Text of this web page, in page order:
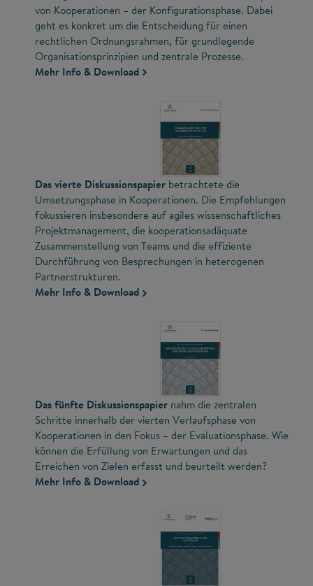
von Kooperationen – der Konfigurationsphase. Dabei
geht es konkret um die Entscheidung für einen
rechtlichen Ordnungsrahmen, für grundlegende
Organisationsprinzipien und zentrale Prozesse.
Mehr Info & Download
Das vierte Diskussionspapier betrachtete die
Umsetzungsphase in Kooperationen. Die Empfehlungen
fokussieren insbesondere auf agiles wissenschaftliches
Projektmanagement, die kooperationsadäquate
Zusammenstellung von Teams und die effiziente
Durchführung von Besprechungen in heterogenen
Partnerstrukturen.
Mehr Info & Download
Das fünfte Diskussionspapier nahm die zentralen
Schritte innerhalb der vierten Verlaufsphase von
Kooperationen in den Fokus – der Evaluationsphase. Wie
können die Erfüllung von Erwartungen und das
Erreichen von Zielen erfasst und beurteilt werden?
Mehr Info & Download